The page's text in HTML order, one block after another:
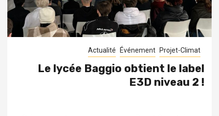
Actualité Événement Projet-Climat
Le lycée Baggio obtient le label
E3D niveau 2 !